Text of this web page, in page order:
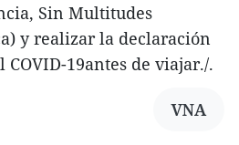
Sin Multitudes
y realizar la declaración
19antes de viajar./.
VNA